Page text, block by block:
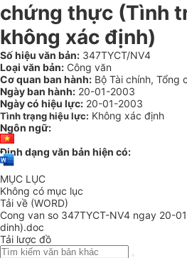
chứng thực (Tình
không xác định)
Số hiệu văn bản: 347TYCT/NV4
Loại văn bản: Công văn
Cơ quan ban hành: Bộ Tài chính, Tổng
Ngày ban hành: 20-01-2003
Ngày có hiệu lực: 20-01-2003
Tình trạng hiệu lực: Không xác định
Ngôn ngữ:
Định dạng văn bản hiện có:
MỤC LỤC
Không có mục lục
Tải về (WORD)
Cong van so 347TYCT-NV4 ngay 20-
dinh).doc
Tải lược đồ